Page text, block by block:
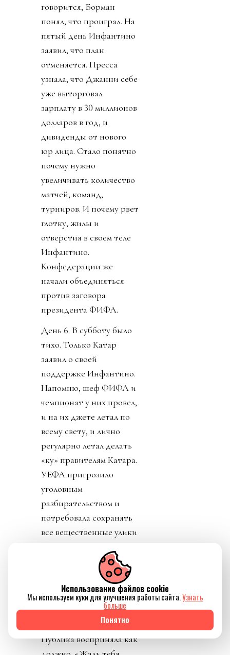
говорится, Борман
понял, что проиграл. На
пятый день Инфантино
заявил, что план
отменяется. Пресса
узнала, что Джанни себе
уже выторговал
зарплату в 30 миллионов
долларов в год, и
дивиденды от нового
юр лица. Стало понятно
почему нужно
увеличивать количество
матчей, команд,
турниров. И почему рвет
глотку, жилы и
отверстия в своем теле
Инфантино.
Конфедерации же
начали объединяться
против заговора
президента ФИФА.
День 6. В субботу было
тихо. Только Катар
заявил о своей
поддержке Инфантино.
Напомню, шеф ФИФА и
чемпионат у них провел,
и на их джете летал по
всему свету, и лично
регулярно летал делать
«ку» правителям Катара.
УЕФА пригрозило
уголовным
разбирательством и
потребовала сохранять
все вещественные улики
День 7. В прессу
вбросили рассказы о
том, как Инфантино
буллили в детстве.
Публика восприняла как
Использование файлов cookie
Мы используем куки для улучшения работы сайта.Узнать
больше
Понятно